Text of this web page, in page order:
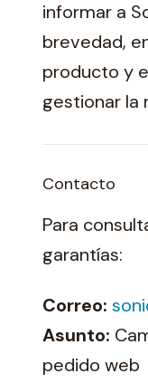
informar a
brevedad,
producto y
gestionar la
Contacto
Para
garantías:
Correo:
Asunto:
pedido web